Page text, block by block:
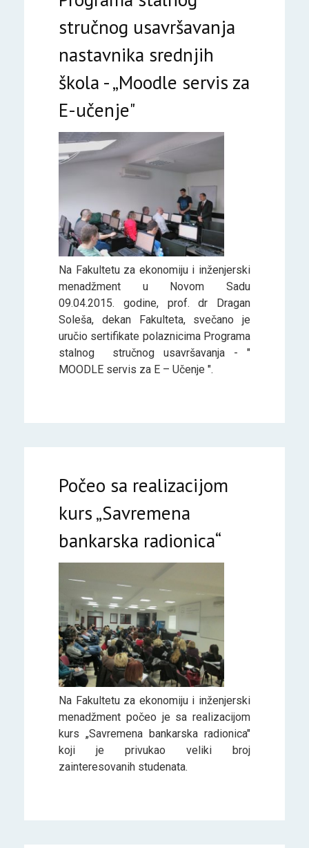
stručnog usavršavanja
nastavnika srednjih
škola - „Moodle servis za
E-učenje"
Na Fakultetu za ekonomiju i inženjerski
menadžment u Novom Sadu
09.04.2015. godine, prof. dr Dragan
Soleša, dekan Fakulteta, svečano je
uručio sertifikate polaznicima Programa
stalnog stručnog usavršavanja - "
MOODLE servis za E – Učenje ".
Počeo sa realizacijom
kurs „Savremena
bankarska radionica“
Na Fakultetu za ekonomiju i inženjerski
menadžment počeo je sa realizacijom
kurs „Savremena bankarska radionica"
koji je privukao veliki broj
zainteresovanih studenata.